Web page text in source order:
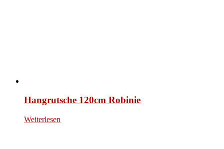
Hangrutsche 120cm Robinie
Weiterlesen